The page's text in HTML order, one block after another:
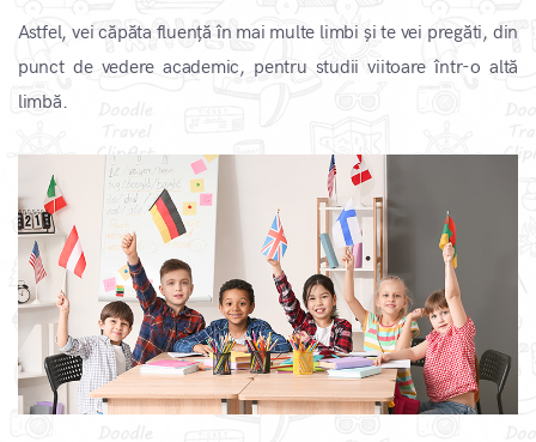
Astfel, vei căpăta fluență în mai multe limbi și te vei pregăti, din
punct de vedere academic, pentru studii viitoare într-o altă
limbă.